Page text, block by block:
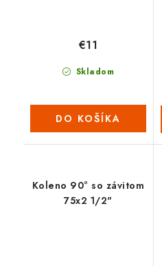
Skladom
€11
DO KOŠÍKA
Koleno 90° so závitom
75x2 1/2"